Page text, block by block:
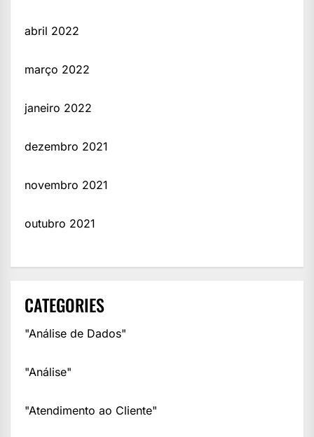
abril 2022
março 2022
janeiro 2022
dezembro 2021
novembro 2021
outubro 2021
CATEGORIES
"Análise de Dados"
"Análise"
"Atendimento ao Cliente"